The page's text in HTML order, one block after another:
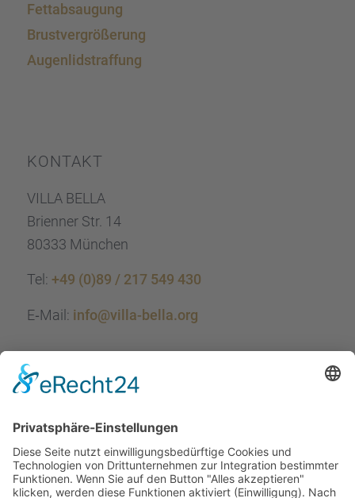
Fettab­sau­gung
Brust­ver­grö­ße­rung
Augen­lid­s­traf­fung
KONTAKT
VILLA BELLA
Brien­ner Str. 14
80333 München
Tel: +49 (0)89 / 217 549 430
E‑Mail: info@villa-bella.org
ÖFFNUNGS­ZEI­TEN
Mo-Do: 09:00 — 20:00 Uhr
Fr: 09:00 — 18:00 Uhr